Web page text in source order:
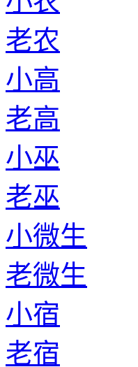
老农
小高
老高
小巫
老巫
小微生
老微生
小宿
老宿